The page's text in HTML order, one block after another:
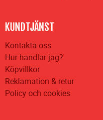
KUNDTJÄNST
Kontakta oss
Hur handlar jag?
Köpvillkor
Reklamation & retur
Policy och cookies